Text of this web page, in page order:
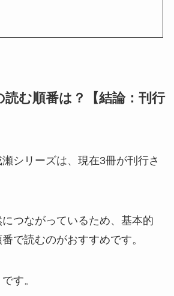
読む順番は？【結論：刊行
シリーズは、現在3冊が刊行さ
つながっているため、基本的
で読むのがおすすめです。
す。